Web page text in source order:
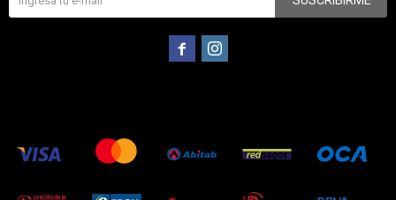
 